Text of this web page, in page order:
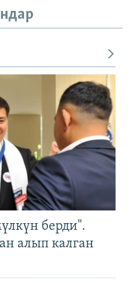
берди".
алып калган